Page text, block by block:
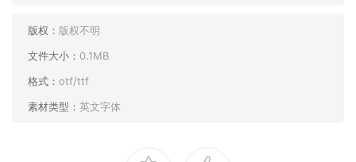
版权： 版权不明
文件大小： 0.1MB
格式： otf/ttf
素材类型： 英文字体